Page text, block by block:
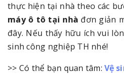
thực hiện tại nhà theo các
máy ô tô tại nhà đơn giản
đây. Nếu thấy hữu ích vui
sinh công nghiệp TH nhé!
>> Có thể bạn quan tâm: Vệ